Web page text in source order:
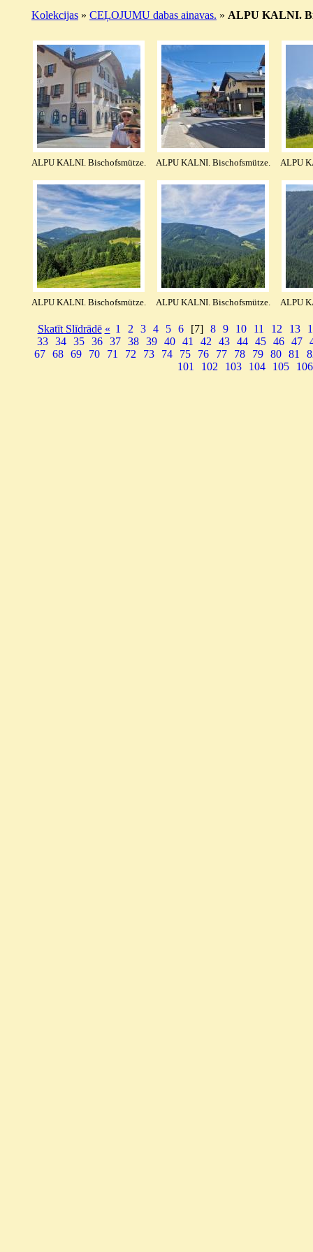
Kolekcijas » CEĻOJUMU dabas ainavas. » ALPU KALNI.
ALPU KALNI. Bischofsmütze. ALPU KALNI. Bischofsmütze. ALPU
ALPU KALNI. Bischofsmütze. ALPU KALNI. Bischofsmütze. ALPU
Skatīt Slīdrādē « 1 2 3 4 5 6 [7] 8 9 10 11 12 13
33 34 35 36 37 38 39 40 41 42 43 44 45 46 47
67 68 69 70 71 72 73 74 75 76 77 78 79 80 81
101
102 103 104 105 106